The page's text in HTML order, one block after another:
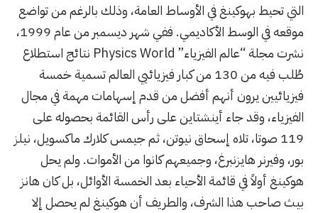
التي تحيط بهوكينغ في الأوساط العامة، وذلك بالرغم من تواضع
موقعه في الوسط الأكاديمي. ففي شهر ديسمبر من عام 1999،
نشرت مجلة “عالم الفيزياء” Physics World نتائج استطلاع
طُلب فيه من 130 من كبار فيزيائيي العالم تسمية خمسة
فيزيائيين يرون أنهم أفضل من قدم إسهامات مهمة في مجال
الفيزياء، وقد جاء أينشتاين على رأس القائمة بحصوله على
119 صوتا، تلاه إسحاق نيوتن، ثم جيمس كلارك ماكسويل، نيلز
بور، وفيرنر هايزنبرغ، وجميعهم كانوا من الأموات. ولم يحل
هوكينغ أولاً في قائمة الأحياء بعد الخمسة الأوائل، بل كان هانز
بيث صاحب هذا الشرف، والطريف أن هوكينغ لم يحصل إلا